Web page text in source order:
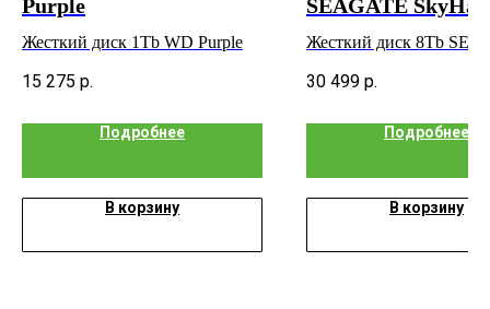
Purple
Жесткий диск 1Tb WD Purple
15 275 р.
Подробнее
В корзину
SEAGATE
Жесткий диск 8Tb
30 499 р.
Подробнее
В корзину